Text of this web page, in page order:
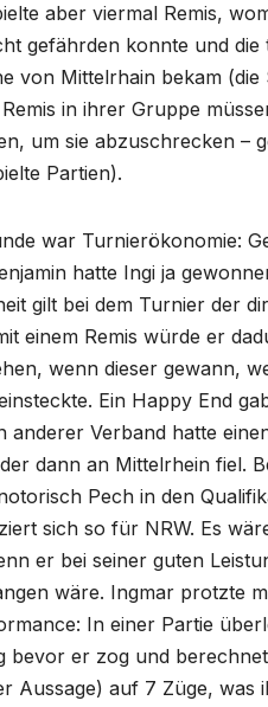
aber viermal Remis,
gefährden konnte und die
von Mittelrhain bekam (die
in ihrer Gruppe
um sie abzuschrecken –
Partien).
war Turnierökonomie:
hatte Ingi ja
gilt bei dem Turnier der
einem Remis würde er
wenn dieser gewann,
Ein Happy End
anderer Verband hatte
dann an Mittelrhein fiel.
Pech in den
sich so für NRW. Es
er bei seiner guten
wäre. Ingmar protzte
In einer Partie
bevor er zog und
Aussage) auf 7 Züge, was